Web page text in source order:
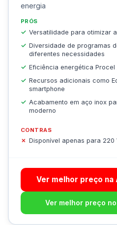
energia
PRÓS
Versatilidade para otimizar
Diversidade de programas
diferentes necessidades
Eficiência energética Procel
Recursos adicionais como
smartphone
Acabamento em aço inox
moderno
CONTRAS
Disponível apenas para 220
Ver melhor preço na
Ver melhor preço